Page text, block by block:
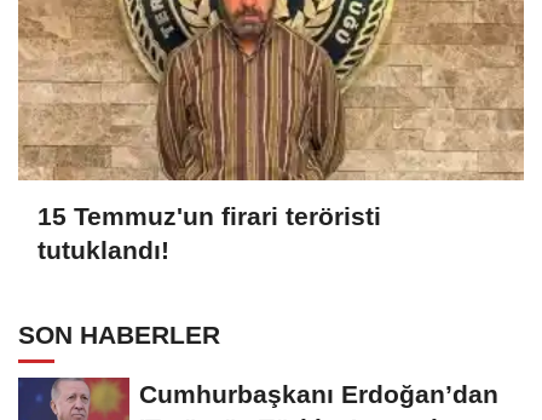
15 Temmuz'un firari teröristi
tutuklandı!
SON HABERLER
Cumhurbaşkanı Erdoğan’dan